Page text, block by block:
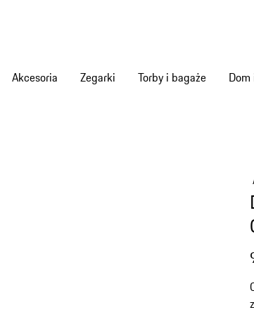
Akcesoria Zegarki Torby i bagaże